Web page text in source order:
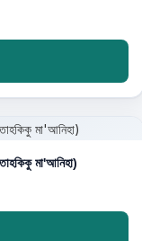
মা'আনিহা)